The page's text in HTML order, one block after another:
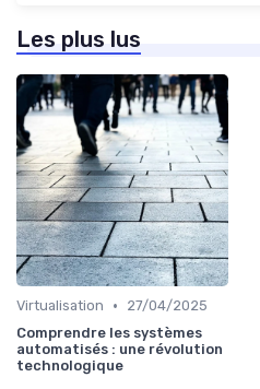
Les plus lus
Virtualisation •
27/04/2025
Comprendre les systèmes
automatisés : une révolution
technologique